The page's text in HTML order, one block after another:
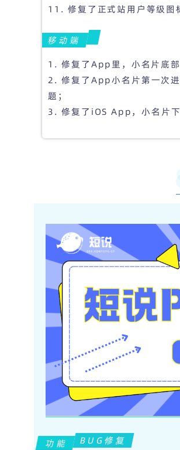
11. 修复了正式站用户等级图
移动端
1. 修复了App里，小名片底部
2. 修复了App小名片第一次
题；
3. 修复了iOS App，小名片下
功能 BUG修复